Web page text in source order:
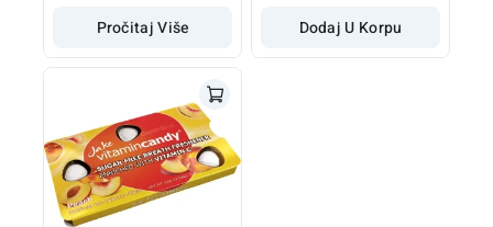
Pročitaj Više Dodaj U Korpu